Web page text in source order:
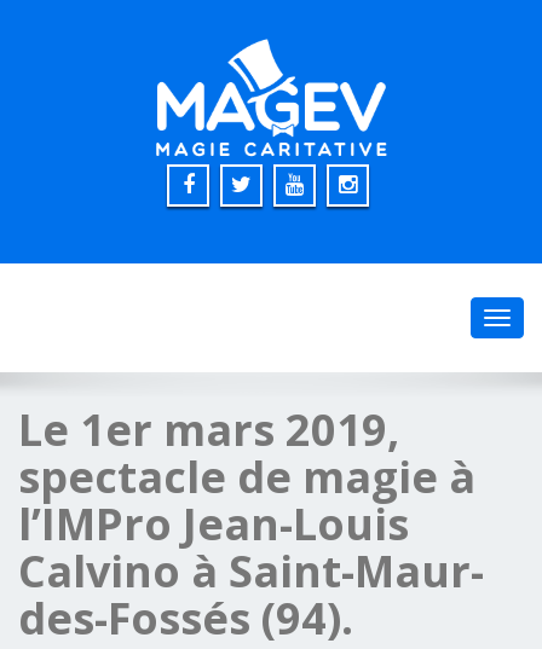
Le 1er mars 2019,
spectacle de magie à
l’IMPro Jean-Louis
Calvino à Saint-Maur-
des-Fossés (94).